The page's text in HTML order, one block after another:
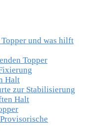
und was hilft
Topper
Halt
zur Stabilisierung
Halt